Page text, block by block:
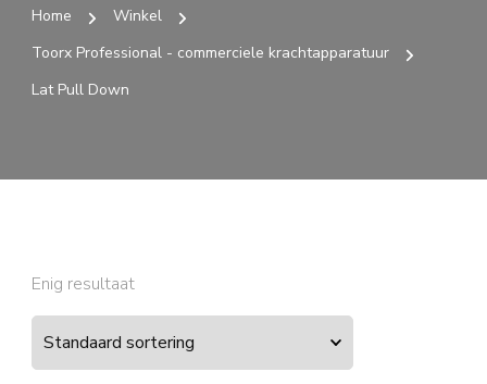
Home
Winkel
Toorx Professional - commerciele krachtapparatuur
Lat Pull Down
Enig resultaat